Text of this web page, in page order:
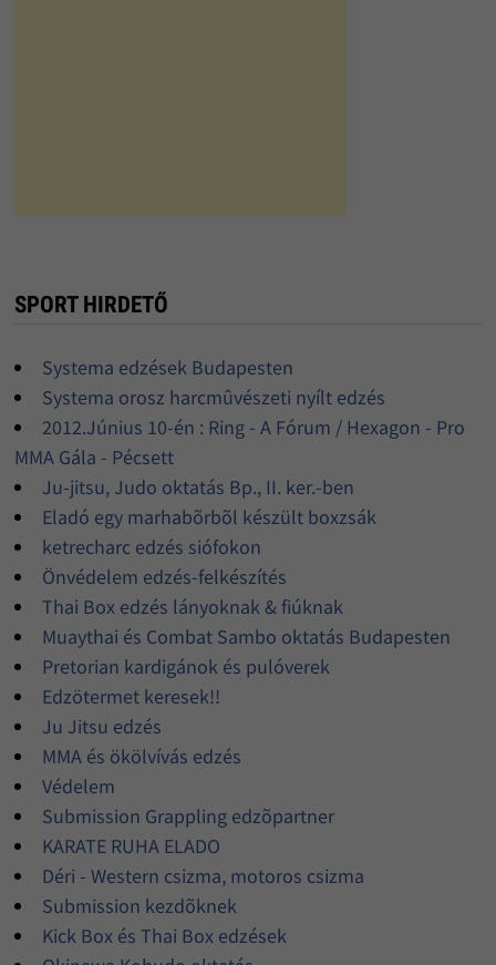
SPORT HIRDETŐ
Systema edzések Budapesten
Systema orosz harcmûvészeti nyílt edzés
2012.Június 10-én : Ring - A Fórum / Hexagon - Pro
MMA Gála - Pécsett
Ju-jitsu, Judo oktatás Bp., II. ker.-ben
Eladó egy marhabõrbõl készült boxzsák
ketrecharc edzés siófokon
Önvédelem edzés-felkészítés
Thai Box edzés lányoknak & fiúknak
Muaythai és Combat Sambo oktatás Budapesten
Pretorian kardigánok és pulóverek
Edzötermet keresek!!
Ju Jitsu edzés
MMA és ökölvívás edzés
Védelem
Submission Grappling edzõpartner
KARATE RUHA ELADO
Déri - Western csizma, motoros csizma
Submission kezdõknek
Kick Box és Thai Box edzések